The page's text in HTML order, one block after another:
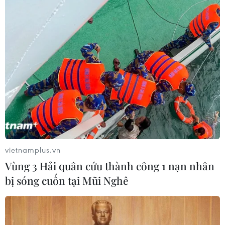
Kiều bào - cầu nối lan tỏa hình ảnh
Việt Nam trong kỷ nguyên phát triển
mới
31/07/2026 06:43
Nghĩa cử cao đẹp của lao động Việt
Nam lan tỏa trên truyền thông Nhật
Bản
31/07/2026 04:02
50 năm quan hệ Việt-Đức: Khi ngoại
giao nhân dân bắt đầu từ tiếng mẹ đẻ
vietnamplus.vn
Vùng 3 Hải quân cứu thành công 1 nạn nhân
bị sóng cuốn tại Mũi Nghê